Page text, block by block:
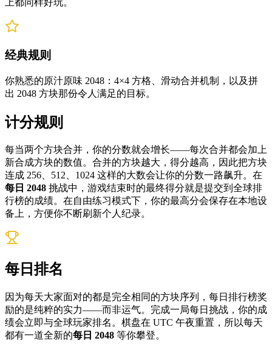
上都同样好玩。
经典规则
你熟悉的原汁原味 2048：4×4 方格、滑动合并机制，以及拼
出 2048 方块那份令人满足的目标。
计分规则
每当两个方块合并，你的分数就会增长——每次合并都会加上
新合成方块的数值。合并的方块越大，得分越高，因此把方块
连成 256、512、1024 这样的大数会让你的分数一路飙升。在
每日 2048 挑战中，游戏结束时的最终得分就是提交到全球排
行榜的成绩。在自由练习模式下，你的最高分会保存在本地设
备上，方便你不断刷新个人纪录。
每日排名
因为每天大家面对的都是完全相同的方块序列，每日排行榜奖
励的是纯粹的实力——而非运气。完成一局每日挑战，你的成
绩会立即与全球玩家排名。棋盘在 UTC 午夜重置，所以每天
都有一道全新的每日 2048 等你攀登。